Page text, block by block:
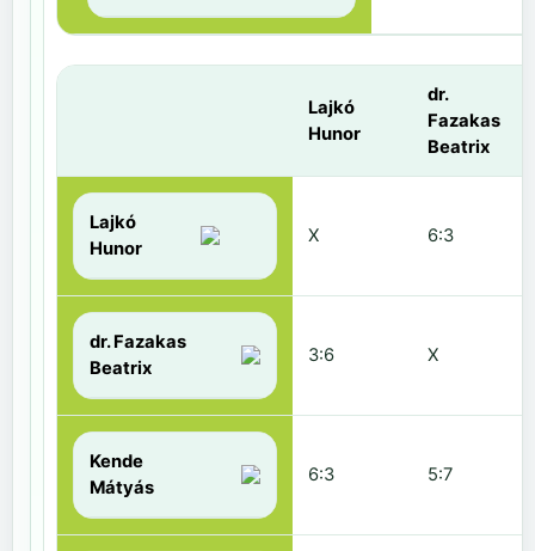
Lajkó
Hunor
dr.
Fazakas
Beatrix
Lajkó
Hunor
X 6:3
dr. Fazakas
Beatrix
3:6 X
Kende
Mátyás
6:3 5:7